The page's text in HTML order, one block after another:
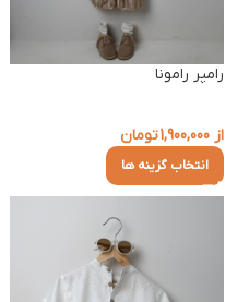
رامپر رامونا
از1,900,000تومان
انتخاب گزینه ها